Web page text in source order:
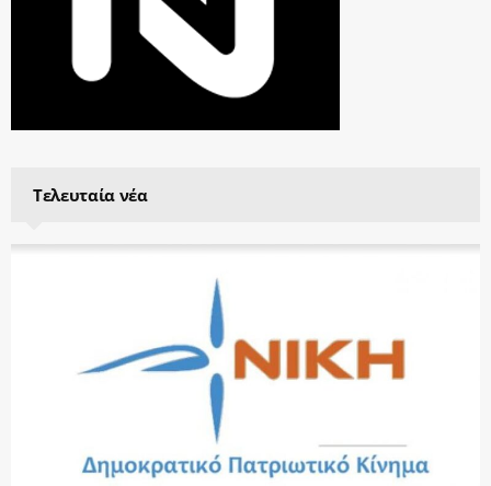
Τελευταία νέα